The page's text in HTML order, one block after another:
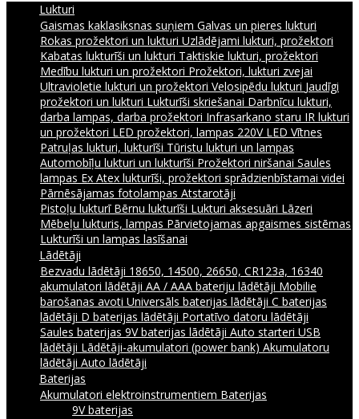
Lukturi
Gaismas kaklasiksnas suņiem Galvas un pieres lukturi
Rokas prožektori un lukturi Uzlādējami lukturi, prožektori
Kabatas lukturīši un lukturi Taktiskie lukturi, prožektori
Medību lukturi un prožektori Prožektori, lukturi zvejai
Ultravioletie lukturi un prožektori Velosipēdu lukturi Jaudīgi
prožektori un lukturi Lukturīši skriešanai Darbnīcu lukturi,
darba lampas, darba prožektori Infrasarkano staru IR lukturi
un prožektori LED prožektori, lampas 220V LED Vītnes
Patruļas lukturi, lukturīši Tūristu lukturi un lampas
Automobīļu lukturi un lukturīši Prožektori niršanai Saules
lampas Ex Atex lukturīši, prožektori sprādzienbīstamai videi
Pārnēsājamas fotolampas Atstarotāji
Pistoļu lukturī Bērnu lukturīši Lukturi aksesuāri Lāzeri
Mēbeļu lukturis, lampas Pārvietojamas apgaismes sistēmas
Lukturīši un lampas lasīšanai
Lādētāji
Bezvadu lādētāji 18650, 14500, 26650, CR123a, 16340
akumulatori lādētāji AA / AAA bateriju lādētāji Mobilie
barošanas avoti Universāls baterijas lādētāji C baterijas
lādētāji D baterijas lādētāji Portatīvo datoru lādētāji
Saules baterijas 9V baterijas lādētāji Auto starteri USB
lādētāji Lādētāji-akumulatori (power bank) Akumulatoru
lādētāji Auto lādētāji
Baterijas
Akumulatori elektroinstrumentiem Baterijas
9V baterijas